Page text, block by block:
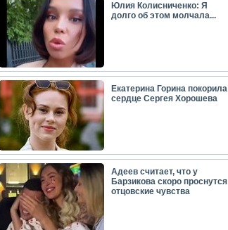
Юлия Колисниченко: Я
долго об этом молчала...
Екатерина Горина покорила
сердце Сергея Хорошева
Адеев считает, что у
Барзикова скоро проснутся
отцовские чувства